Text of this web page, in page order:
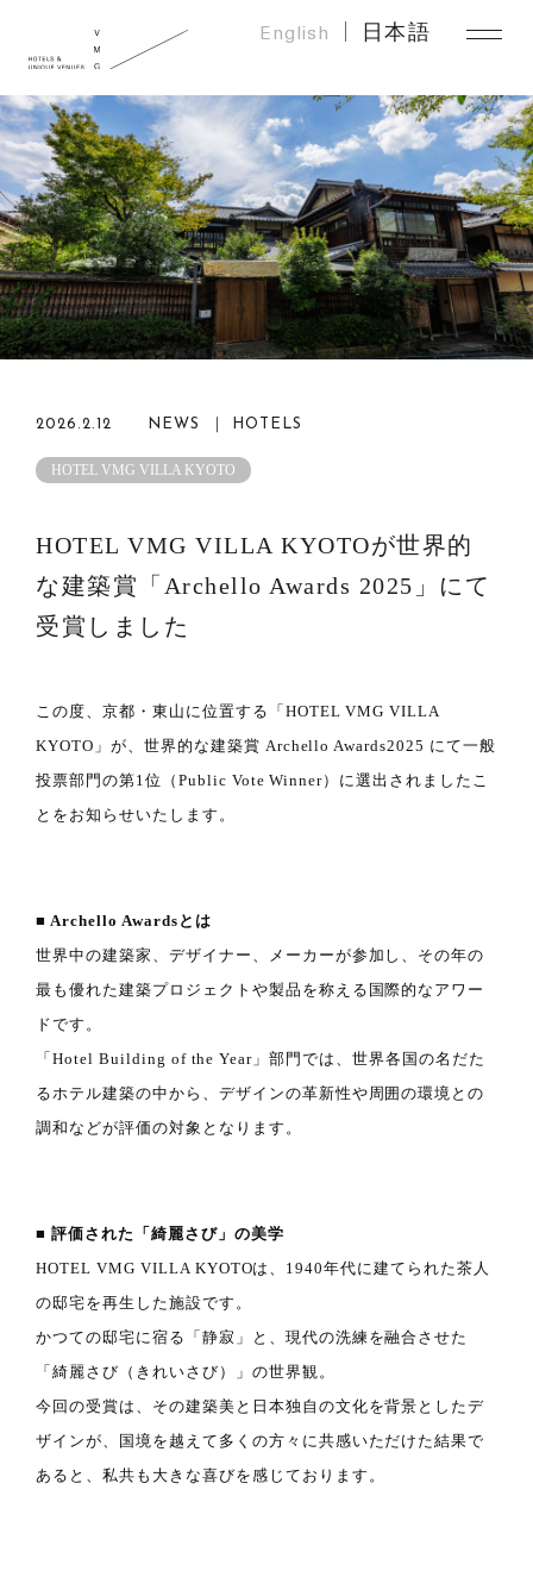
English 日本語
2026.2.12 NEWS ｜ HOTELS
HOTEL VMG VILLA KYOTO
HOTEL VMG VILLA KYOTOが世界的
な建築賞「Archello Awards 2025」にて
受賞しました
この度、京都・東山に位置する「HOTEL VMG VILLA
KYOTO」が、世界的な建築賞 Archello Awards2025 にて一般
投票部門の第1位（Public Vote Winner）に選出されましたこ
とをお知らせいたします。
■ Archello Awardsとは
世界中の建築家、デザイナー、メーカーが参加し、その年の
最も優れた建築プロジェクトや製品を称える国際的なアワー
ドです。
「Hotel Building of the Year」部門では、世界各国の名だた
るホテル建築の中から、デザインの革新性や周囲の環境との
調和などが評価の対象となります。
■ 評価された「綺麗さび」の美学
HOTEL VMG VILLA KYOTOは、1940年代に建てられた茶人
の邸宅を再生した施設です。
かつての邸宅に宿る「静寂」と、現代の洗練を融合させた
「綺麗さび（きれいさび）」の世界観。
今回の受賞は、その建築美と日本独自の文化を背景としたデ
ザインが、国境を越えて多くの方々に共感いただけた結果で
あると、私共も大きな喜びを感じております。